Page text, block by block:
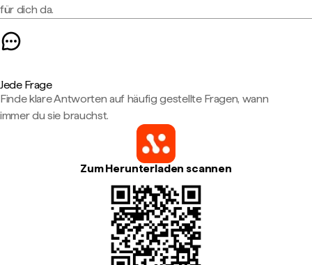
für dich da.
Jede Frage
Finde klare Antworten auf häufig gestellte Fragen, wann
immer du sie brauchst.
Zum Herunterladen scannen